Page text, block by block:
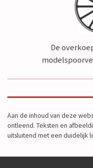
De
Aan de inhoud van deze
ontleend. Teksten en
uitsluitend met een duidelijk